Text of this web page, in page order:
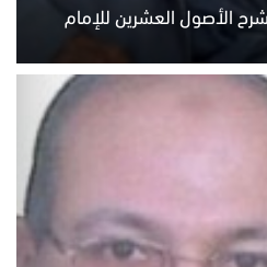
الأصول العشرين للإمام